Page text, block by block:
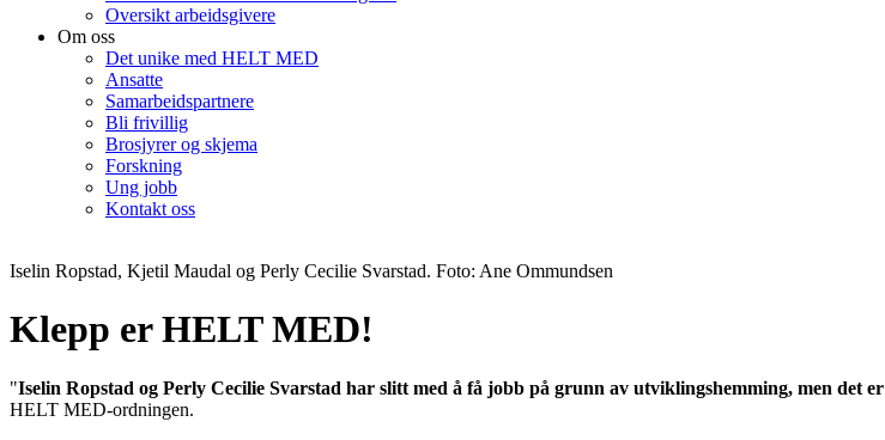
Oversikt arbeidsgivere
Om oss
Det unike med HELT MED
Ansatte
Samarbeidspartnere
Bli frivillig
Brosjyrer og skjema
Forskning
Ung jobb
Kontakt oss
Iselin Ropstad, Kjetil Maudal og Perly Cecilie Svarstad. Foto: Ane Ommundsen
Klepp er HELT MED!
"Iselin Ropstad og Perly Cecilie Svarstad har slitt med å få jobb på grunn av utviklingshemming, men det
HELT MED-ordningen.